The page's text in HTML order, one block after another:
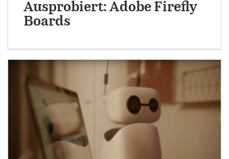
Ausprobiert: Adobe Firefly
Boards